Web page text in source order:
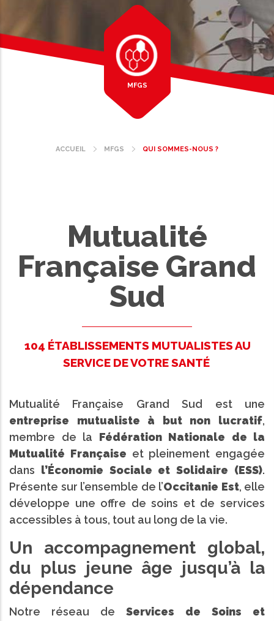
MFGS
Fil
ACCUEIL MFGS QUI SOMMES-NOUS ?
Mutualité
Française Grand
Sud
104 ÉTABLISSEMENTS MUTUALISTES AU
SERVICE DE VOTRE SANTÉ
Mutualité Française Grand Sud est une
entreprise mutualiste à but non lucratif,
membre de la Fédération Nationale de la
Mutualité Française et pleinement engagée
dans l’Économie Sociale et Solidaire (ESS).
Présente sur l’ensemble de l’Occitanie Est, elle
développe une offre de soins et de services
accessibles à tous, tout au long de la vie.
Un accompagnement global,
du plus jeune âge jusqu’à la
dépendance
Notre réseau de Services de Soins et